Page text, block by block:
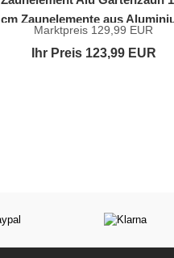
cm Zaunelemente aus
Zaun Aluzaun
Marktpreis 129,99 EUR
Ihr Preis 123,99 EUR